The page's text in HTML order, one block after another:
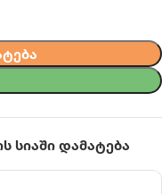
სიაში დამატება